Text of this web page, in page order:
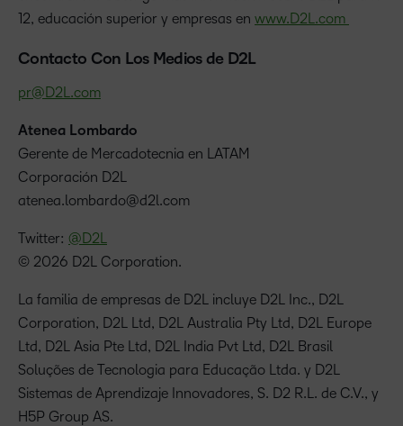
12, educación superior y empresas en www.D2L.com
Contacto Con Los Medios de D2L
pr@D2L.com
Atenea Lombardo
Gerente de Mercadotecnia en LATAM
Corporación D2L
atenea.lombardo@d2l.com
Twitter: @D2L
© 2026 D2L Corporation.
La familia de empresas de D2L incluye D2L Inc., D2L
Corporation, D2L Ltd, D2L Australia Pty Ltd, D2L Europe
Ltd, D2L Asia Pte Ltd, D2L India Pvt Ltd, D2L Brasil
Soluções de Tecnologia para Educação Ltda. y D2L
Sistemas de Aprendizaje Innovadores, S. D2 R.L. de C.V., y
H5P Group AS.